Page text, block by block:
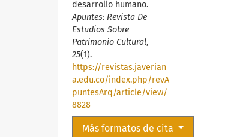
desarrollo humano.
Apuntes: Revista De
Estudios Sobre
Patrimonio Cultural,
25(1).
https://revistas.javerian
a.edu.co/index.php/revA
puntesArq/article/view/
8828
Más formatos de cita